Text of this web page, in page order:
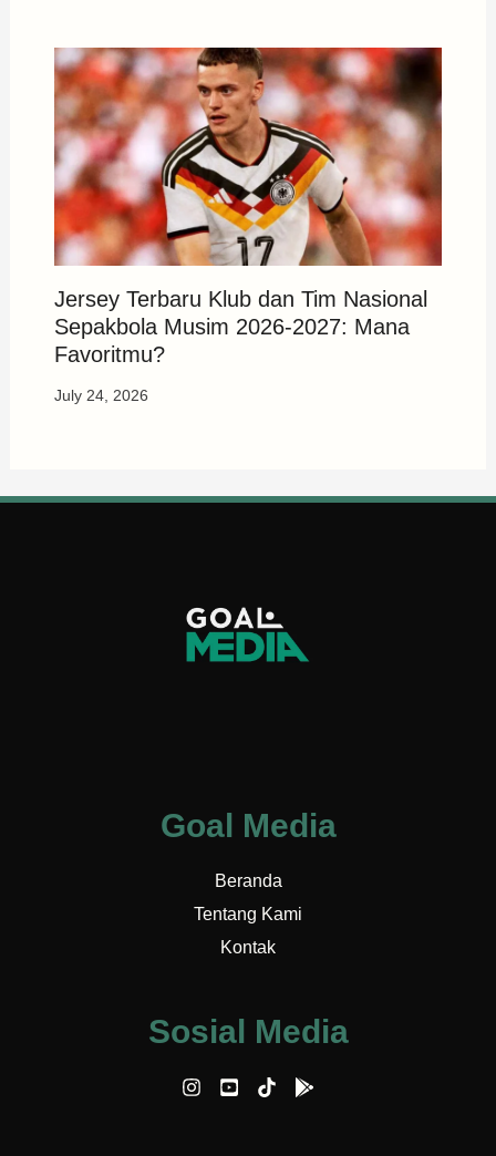
Jersey Terbaru Klub dan Tim Nasional
Sepakbola Musim 2026-2027: Mana
Favoritmu?
July 24, 2026
Goal Media
Beranda
Tentang Kami
Kontak
Sosial Media